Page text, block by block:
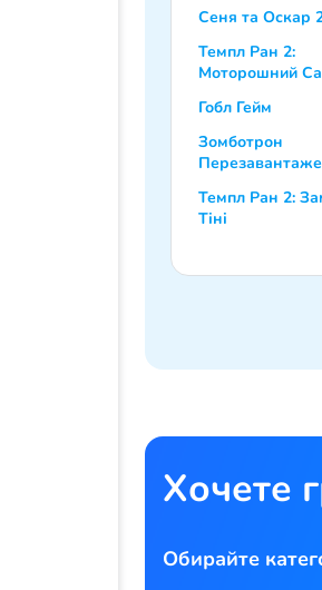
Сеня та Оскар
Темпл Ран 2:
Моторошний
Гобл Гейм
Зомботрон
Темпл Ран 2:
Тіні
Хочете
Обирайте